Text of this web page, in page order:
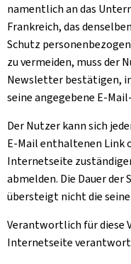
namentlich an das
Frankreich, das
Schutz
zu vermeiden, muss der
Newsletter bestätigen,
seine angegebene E-
Der Nutzer kann sich
E-Mail enthaltenen Link
Internetseite
abmelden. Die Dauer der
übersteigt nicht die
Verantwortlich für diese
Internetseite